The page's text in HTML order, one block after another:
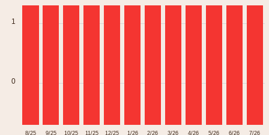
1
0
8/25 9/25 10/25 11/25 12/25 1/26 2/26 3/26 4/26 5/26 6/26 7/26